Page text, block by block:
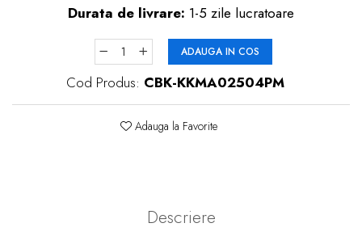
Durata de livrare: 1-5 zile lucratoare
ADAUGA IN COS
Cod Produs: CBK-KKMA02504PM
Adauga la Favorite
Descriere